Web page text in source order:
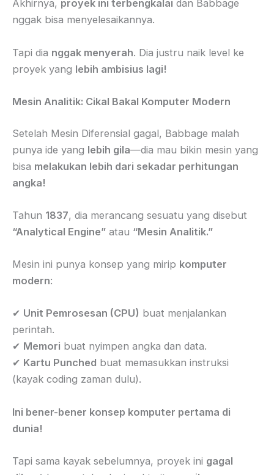
Akhirnya, proyek ini terbengkalai dan Babbage
nggak bisa menyelesaikannya.
Tapi dia nggak menyerah. Dia justru naik level ke
proyek yang lebih ambisius lagi!
Mesin Analitik: Cikal Bakal Komputer Modern
Setelah Mesin Diferensial gagal, Babbage malah
punya ide yang lebih gila—dia mau bikin mesin yang
bisa melakukan lebih dari sekadar perhitungan
angka!
Tahun 1837, dia merancang sesuatu yang disebut
“Analytical Engine” atau “Mesin Analitik.”
Mesin ini punya konsep yang mirip komputer
modern:
✔ Unit Pemrosesan (CPU) buat menjalankan
perintah.
✔ Memori buat nyimpen angka dan data.
✔ Kartu Punched buat memasukkan instruksi
(kayak coding zaman dulu).
Ini bener-bener konsep komputer pertama di
dunia!
Tapi sama kayak sebelumnya, proyek ini gagal